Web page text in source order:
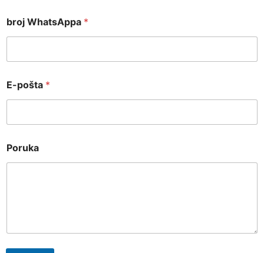
broj WhatsAppa *
E-pošta *
Poruka